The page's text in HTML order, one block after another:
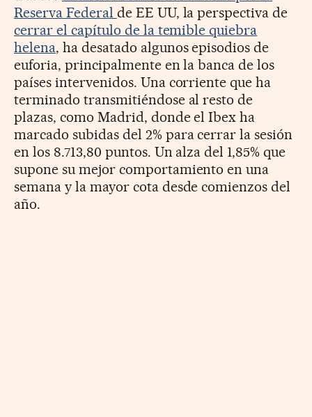
Reserva Federal de EE UU, la perspectiva de
cerrar el capítulo de la temible quiebra
helena, ha desatado algunos episodios de
euforia, principalmente en la banca de los
países intervenidos. Una corriente que ha
terminado transmitiéndose al resto de
plazas, como Madrid, donde el Ibex ha
marcado subidas del 2% para cerrar la sesión
en los 8.713,80 puntos. Un alza del 1,85% que
supone su mejor comportamiento en una
semana y la mayor cota desde comienzos del
año.